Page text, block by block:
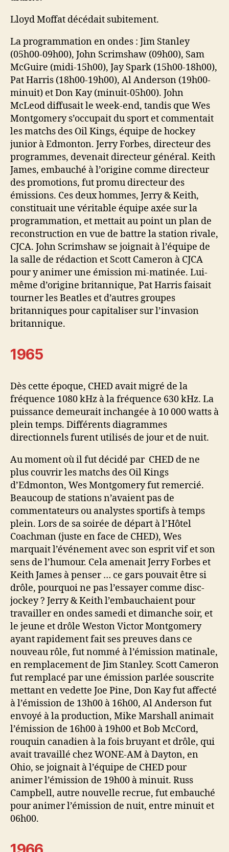
Lloyd Moffat décédait subitement.
La programmation en ondes : Jim Stanley
(05h00-09h00), John Scrimshaw (09h00), Sam
McGuire (midi-15h00), Jay Spark (15h00-18h00),
Pat Harris (18h00-19h00), Al Anderson (19h00-
minuit) et Don Kay (minuit-05h00). John
McLeod diffusait le week-end, tandis que Wes
Montgomery s’occupait du sport et commentait
les matchs des Oil Kings, équipe de hockey
junior à Edmonton. Jerry Forbes, directeur des
programmes, devenait directeur général. Keith
James, embauché à l’origine comme directeur
des promotions, fut promu directeur des
émissions. Ces deux hommes, Jerry & Keith,
constituait une véritable équipe axée sur la
programmation, et mettait au point un plan de
reconstruction en vue de battre la station rivale,
CJCA. John Scrimshaw se joignait à l’équipe de
la salle de rédaction et Scott Cameron à CJCA
pour y animer une émission mi-matinée. Lui-
même d’origine britannique, Pat Harris faisait
tourner les Beatles et d’autres groupes
britanniques pour capitaliser sur l’invasion
britannique.
1965
Dès cette époque, CHED avait migré de la
fréquence 1080 kHz à la fréquence 630 kHz. La
puissance demeurait inchangée à 10 000 watts à
plein temps. Différents diagrammes
directionnels furent utilisés de jour et de nuit.
Au moment où il fut décidé par CHED de ne
plus couvrir les matchs des Oil Kings
d’Edmonton, Wes Montgomery fut remercié.
Beaucoup de stations n’avaient pas de
commentateurs ou analystes sportifs à temps
plein. Lors de sa soirée de départ à l’Hôtel
Coachman (juste en face de CHED), Wes
marquait l’événement avec son esprit vif et son
sens de l’humour. Cela amenait Jerry Forbes et
Keith James à penser … ce gars pouvait être si
drôle, pourquoi ne pas l’essayer comme disc-
jockey ? Jerry & Keith l’embauchaient pour
travailler en ondes samedi et dimanche soir, et
le jeune et drôle Weston Victor Montgomery
ayant rapidement fait ses preuves dans ce
nouveau rôle, fut nommé à l’émission matinale,
en remplacement de Jim Stanley. Scott Cameron
fut remplacé par une émission parlée souscrite
mettant en vedette Joe Pine, Don Kay fut affecté
à l’émission de 13h00 à 16h00, Al Anderson fut
envoyé à la production, Mike Marshall animait
l’émission de 16h00 à 19h00 et Bob McCord,
rouquin canadien à la fois bruyant et drôle, qui
avait travaillé chez WONE-AM à Dayton, en
Ohio, se joignait à l’équipe de CHED pour
animer l’émission de 19h00 à minuit. Russ
Campbell, autre nouvelle recrue, fut embauché
pour animer l’émission de nuit, entre minuit et
06h00.